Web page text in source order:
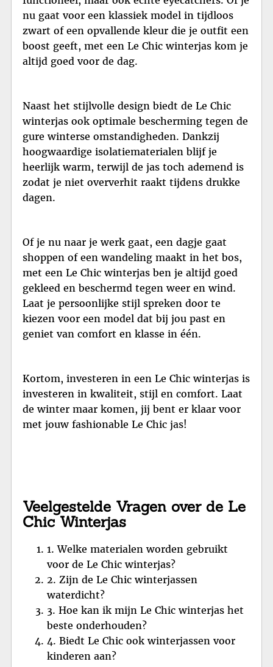
nu gaat voor een klassiek model in tijdloos
zwart of een opvallende kleur die je outfit een
boost geeft, met een Le Chic winterjas kom je
altijd goed voor de dag.
Naast het stijlvolle design biedt de Le Chic
winterjas ook optimale bescherming tegen de
gure winterse omstandigheden. Dankzij
hoogwaardige isolatiematerialen blijf je
heerlijk warm, terwijl de jas toch ademend is
zodat je niet oververhit raakt tijdens drukke
dagen.
Of je nu naar je werk gaat, een dagje gaat
shoppen of een wandeling maakt in het bos,
met een Le Chic winterjas ben je altijd goed
gekleed en beschermd tegen weer en wind.
Laat je persoonlijke stijl spreken door te
kiezen voor een model dat bij jou past en
geniet van comfort en klasse in één.
Kortom, investeren in een Le Chic winterjas is
investeren in kwaliteit, stijl en comfort. Laat
de winter maar komen, jij bent er klaar voor
met jouw fashionable Le Chic jas!
Veelgestelde Vragen over de Le
Chic Winterjas
1. Welke materialen worden gebruikt
voor de Le Chic winterjas?
2. Zijn de Le Chic winterjassen
waterdicht?
3. Hoe kan ik mijn Le Chic winterjas het
beste onderhouden?
4. Biedt Le Chic ook winterjassen voor
kinderen aan?